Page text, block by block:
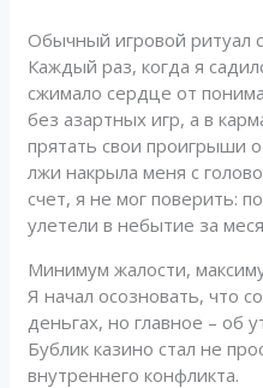
Обычный игровой ритуал
Каждый раз, когда я
сжимало сердце от
без азартных игр, а в
прятать свои проигрыши
лжи накрыла меня с
счет, я не мог поверить:
улетели в небытие за
Минимум жалости,
Я начал осозновать, что
деньгах, но главное – об
Бублик казино стал не
внутреннего конфликта.